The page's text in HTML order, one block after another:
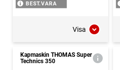
BEST.VARA
Visa
Kapmaskin THOMAS Super
Technics 350